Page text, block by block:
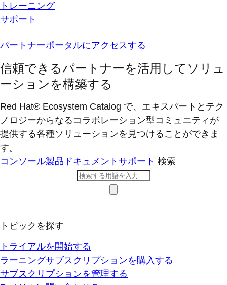
トレーニング
サポート
パートナーポータルにアクセスする
信頼できるパートナーを活用してソリュ
ーションを構築する
Red Hat® Ecosystem Catalog で、エキスパートとテク
ノロジーからなるコラボレーション型コミ​ュニティが
提供する各種ソリューションを見つけることができま
す。
コンソール製品ドキュメント サポート 検索
トピックを探す
トライアルを開始する
ラーニングサブスクリプションを購入する
サブスクリプションを管理する